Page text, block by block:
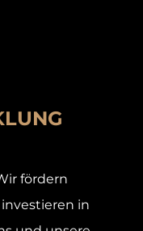
fördern
in